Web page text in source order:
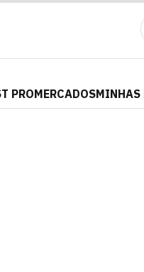
PROMERCADOSMINHAS